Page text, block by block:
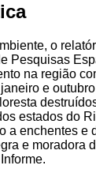
o
Pesquisas
na região
e
estados do
a enchentes e
e moradora